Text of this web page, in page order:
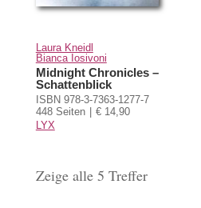
Laura Kneidl
Bianca Iosivoni
Midnight Chronicles –
Schattenblick
ISBN 978-3-7363-1277-7
448 Seiten
€ 14,90
LYX
Zeige alle 5 Treffer